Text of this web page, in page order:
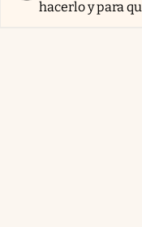
hacerlo y para